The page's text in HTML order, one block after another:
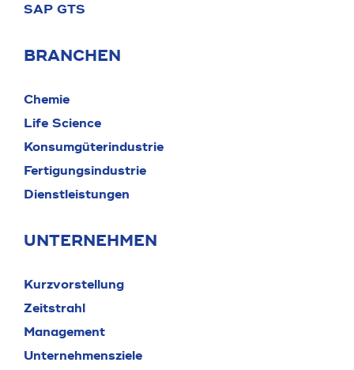
SAP GTS
BRANCHEN
Chemie
Life Science
Konsumgüterindustrie
Fertigungsindustrie
Dienstleistungen
UNTERNEHMEN
Kurzvorstellung
Zeitstrahl
Management
Unternehmensziele